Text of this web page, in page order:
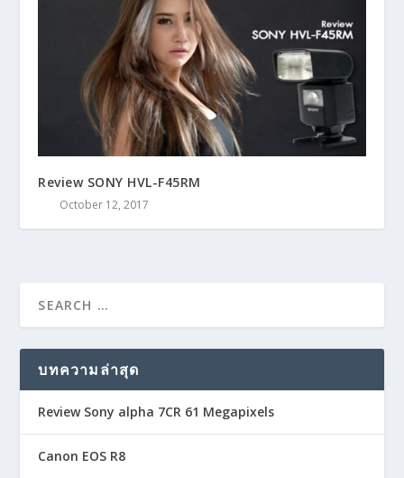
Review SONY HVL-F45RM
October 12, 2017
บทความล่าสุด
Review Sony alpha 7CR 61 Megapixels
Canon EOS R8